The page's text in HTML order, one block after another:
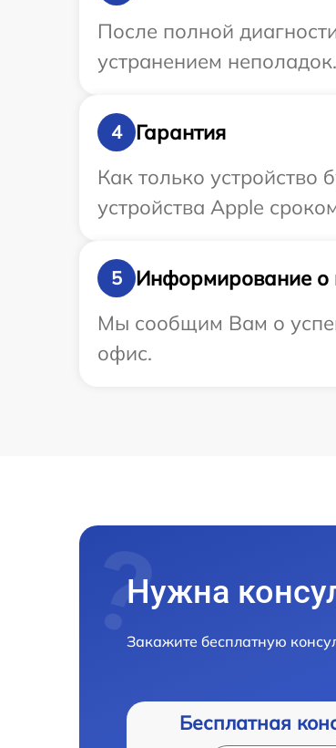
После полной
устранением неполадок.
4
Гарантия
Как только
устройства Apple
5
Информирование о
Мы сообщим Вам о
офис.
Нужна
Закажите бесплатную
Бесплатная